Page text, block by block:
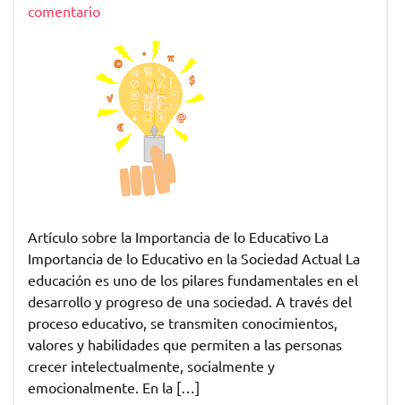
comentarioen
Futuro:
El
Potencial
Educativo
Artículo sobre la Importancia de lo Educativo La
Importancia de lo Educativo en la Sociedad Actual La
educación es uno de los pilares fundamentales en el
desarrollo y progreso de una sociedad. A través del
proceso educativo, se transmiten conocimientos,
valores y habilidades que permiten a las personas
crecer intelectualmente, socialmente y
emocionalmente. En la […]